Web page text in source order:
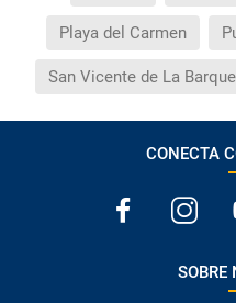
Playa del Carmen
San Vicente de La
CONECTA
SOBRE